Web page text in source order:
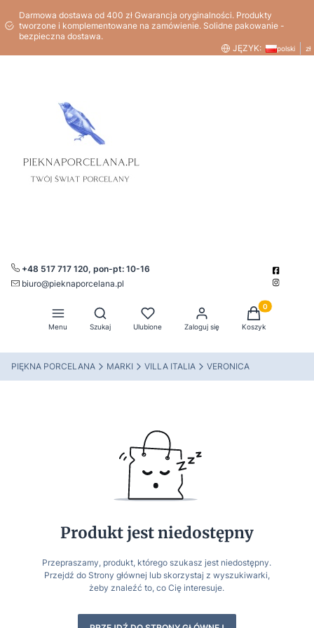
Darmowa dostawa od 400 zł Gwarancja oryginalności. Produkty
tworzone i komplementowane na zamówienie. Solidne pakowanie -
bezpieczna dostawa.
JĘZYK:
polski zł
+48 517 717 120, pon-pt: 10-16
biuro@pieknaporcelana.pl
Menu
Otwórz wyszukiwarkę
Szukaj Ulubione Zaloguj się
Produkty w
Koszyk
PIĘKNA PORCELANA MARKI VILLA ITALIA VERONICA
Produkt jest niedostępny
Przepraszamy, produkt, którego szukasz jest niedostępny.
Przejdź do Strony głównej lub skorzystaj z wyszukiwarki,
żeby znaleźć to, co Cię interesuje.